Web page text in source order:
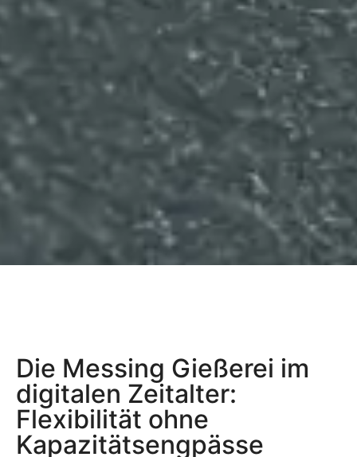
Die Messing Gießerei im
digitalen Zeitalter:
Flexibilität ohne
Kapazitätsengpässe